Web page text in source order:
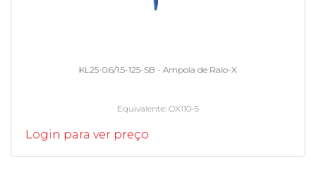
KL25-0.6/1.5-125-SB - Ampola de Raio-X
Equivalente OX110-5
Login para ver preço